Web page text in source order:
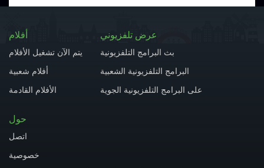
أفلام
يتم الآن تشغيل الأفلام
أفلام شعبية
الأفلام القادمة
عرض تلفزيوني
بث البرامج التلفزيونية
البرامج التلفزيونية الشعبية
على البرامج التلفزيونية الجوية
حول
اتصل
خصوصية